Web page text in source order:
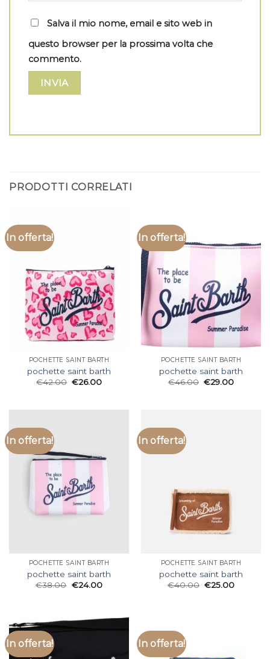
Salva il mio nome, email e sito web in
questo browser per la prossima volta che
commento.
PRODOTTI CORRELATI
In offerta!
POCHETTE SAINT BARTH
pochette saint barth
€42.00 €26.00
In offerta!
POCHETTE SAINT BARTH
pochette saint barth
€46.00 €29.00
In offerta!
POCHETTE SAINT BARTH
pochette saint barth
€38.00 €24.00
In offerta!
POCHETTE SAINT BARTH
pochette saint barth
€40.00 €25.00
In offerta! In offerta!